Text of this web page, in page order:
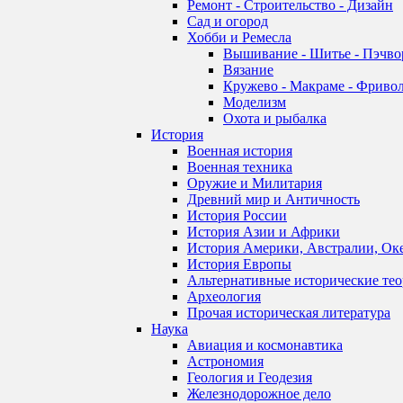
Ремонт - Строительство - Дизайн
Сад и огород
Хобби и Ремесла
Вышивание - Шитье -
Вязание
Кружево - Макраме -
Моделизм
Охота и рыбалка
История
Военная история
Военная техника
Оружие и Милитария
Древний мир и Античность
История России
История Азии и Африки
История Америки, Австралии,
История Европы
Альтернативные исторические
Археология
Прочая историческая литература
Наука
Авиация и космонавтика
Астрономия
Геология и Геодезия
Железнодорожное дело